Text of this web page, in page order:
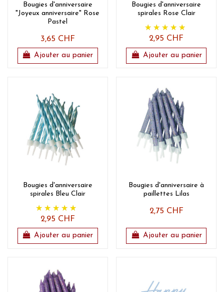
Bougies d'anniversaire
"Joyeux anniversaire" Rose
Pastel
3,65 CHF
Ajouter au panier
Bougies d'anniversaire
spirales Rose Clair
2,95 CHF
Ajouter au panier
Bougies d'anniversaire
spirales Bleu Clair
2,95 CHF
Ajouter au panier
Bougies d'anniversaire à
paillettes Lilas
2,75 CHF
Ajouter au panier